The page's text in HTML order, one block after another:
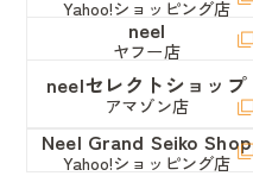
Yahoo!ショッピング店
neel
ヤフー店
neelセレクトショップ
アマゾン店
Neel Grand Seiko Shop
Yahoo!ショッピング店